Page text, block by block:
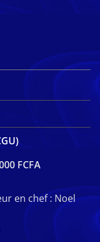
FCFA
en chef : Noel